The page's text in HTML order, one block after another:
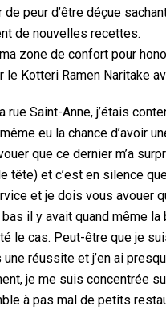
peur d’être déçue
de nouvelles recettes.
zone de confort pour
Kotteri Ramen Naritake
Saint-Anne, j’étais
eu la chance d’avoir
que ce dernier m’a
et c’est en silence
et je dois vous avouer
il y avait quand même la
le cas. Peut-être que je
réussite et j’en ai
je me suis concentrée
à pas mal de petits